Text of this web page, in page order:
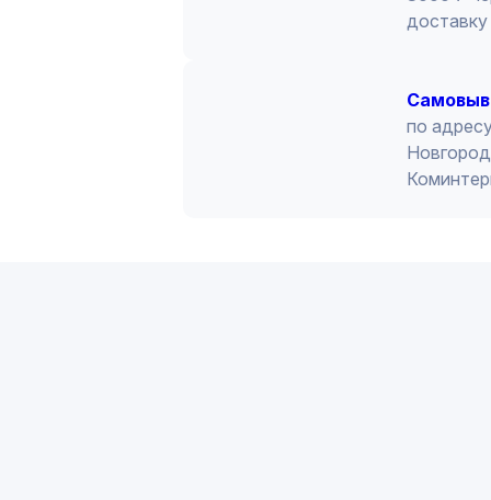
подвода кабеля при
по